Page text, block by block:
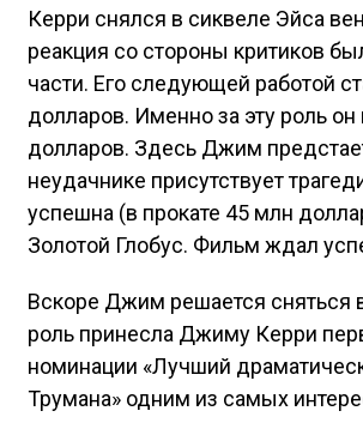
Керри снялся в сиквеле Эйса
реакция со стороны критиков
части. Его следующей работой
долларов. Именно за эту роль
долларов. Здесь Джим
неудачнике присутствует
успешна (в прокате 45 млн
Золотой Глобус. Фильм ждал
Вскоре Джим решается сняться
роль принесла Джиму Керри
номинации «Лучший
Трумана» одним из самых